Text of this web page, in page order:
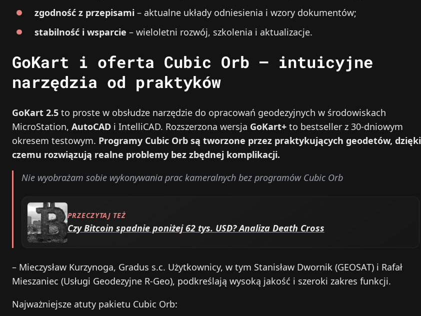
zgodność z przepisami – aktualne układy odniesienia i wzory dokumentów;
stabilność i wsparcie – wieloletni rozwój, szkolenia i aktualizacje.
GoKart i oferta Cubic Orb – intuicyjne
narzędzia od praktyków
GoKart 2.5 to proste w obsłudze narzędzie do opracowań geodezyjnych w środowiskach
MicroStation, AutoCAD i IntelliCAD. Rozszerzona wersja GoKart+ to bestseller z 30-dniowym
okresem testowym. Programy Cubic Orb są tworzone przez praktykujących geodetów, dzięki
czemu rozwiązują realne problemy bez zbędnej komplikacji.
Nie wyobrażam sobie wykonywania prac kameralnych bez programów Cubic Orb
PRZECZYTAJ TEŻ
Czy Bitcoin spadnie poniżej 62 tys. USD? Analiza Death Cross
– Mieczysław Kurzynoga, Gradus s.c. Użytkownicy, w tym Stanisław Dwornik (GEOSAT) i Rafał
Mieszaniec (Usługi Geodezyjne R-Geo), podkreślają wysoką jakość i szeroki zakres funkcji.
Najważniejsze atuty pakietu Cubic Orb: